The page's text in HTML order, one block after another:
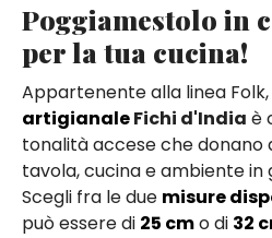
Poggiamestolo in
per la tua cucina!
Appartenente alla linea Folk,
artigianaleFichi d'India è
tonalità accese che donano
tavola, cucina e ambiente in
Scegli fra le due misure
può essere di 25 cmo di 32